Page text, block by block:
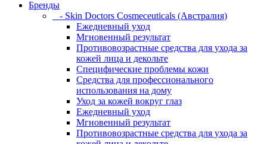
Бренды
- Skin Doctors Cosmeceuticals (Австралия)
Ежедневный уход
Мгновенный результат
Противовозрастные средства для ухода за
кожей лица и декольте
Специфические проблемы кожи
Средства для профессионального
использования на дому
Уход за кожей вокруг глаз
Ежедневный уход
Мгновенный результат
Противовозрастные средства для ухода за